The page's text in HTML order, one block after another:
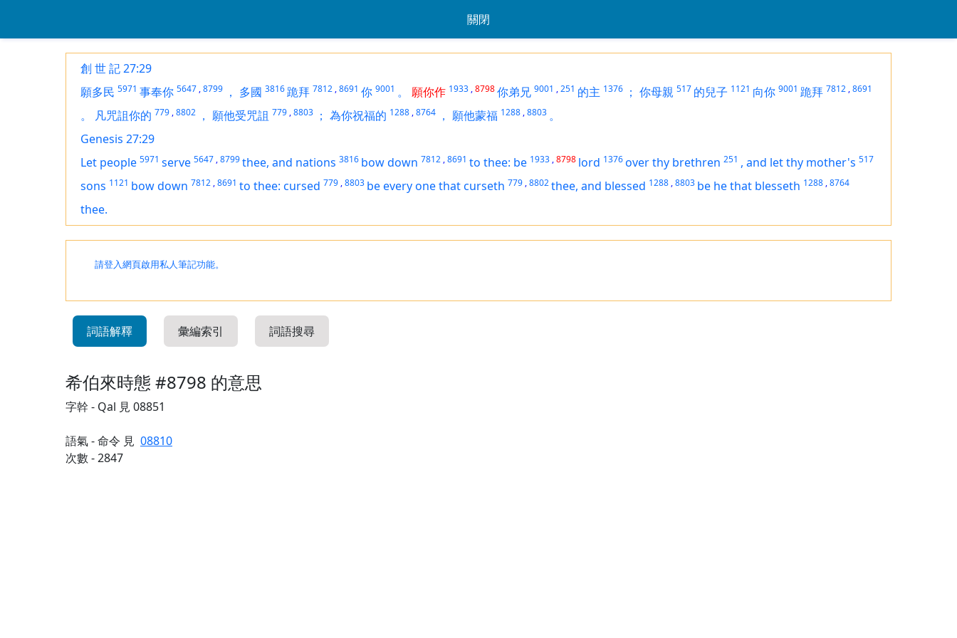
關閉
創 世 記 27:29
願多民 5971 事奉你 5647 ,8799 ， 多國 3816跪拜 7812 ,8691 你 9001 。 願你作 1933 ,8798你弟兄 9001 ,251 的主 1376 ； 你母親 517 的兒子 1121 向你 9001 跪拜 7812 ,8691
。 凡咒詛你的 779 ,8802 ， 願他受咒詛 779 ,8803 ； 為你祝福的 1288 ,8764 ， 願他蒙福 1288 ,8803 。
Genesis 27:29
Let people 5971 serve 5647 ,8799thee, and nations 3816 bow down 7812 ,8691 to thee: be 1933 ,8798 lord 1376over thy brethren 251 , and let thy mother's 517
sons 1121 bow down 7812 ,8691 to thee: cursed 779 ,8803 beevery one that curseth 779 ,8802thee, and blessed 1288 ,8803 be he that blesseth 1288 ,8764
thee.
請登入網頁啟用私人筆記功能。
詞語解釋 彙編索引 詞語搜尋
希伯來時態 #8798 的意思
字幹 - Qal 見 08851
語氣 - 命令 見 08810
次數 - 2847